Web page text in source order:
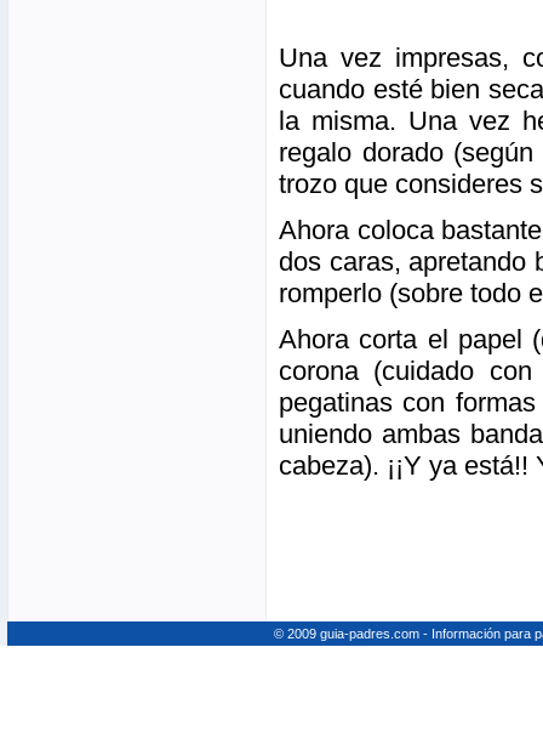
Una vez impresas,
cuando esté bien
la misma. Una vez
regalo dorado
trozo que consideres
Ahora coloca
dos caras, apretando
romperlo (sobre todo
Ahora corta el papel
corona (cuidado
pegatinas con
uniendo ambas
cabeza). ¡¡Y ya
© 2009 guia-padres.com - Información para